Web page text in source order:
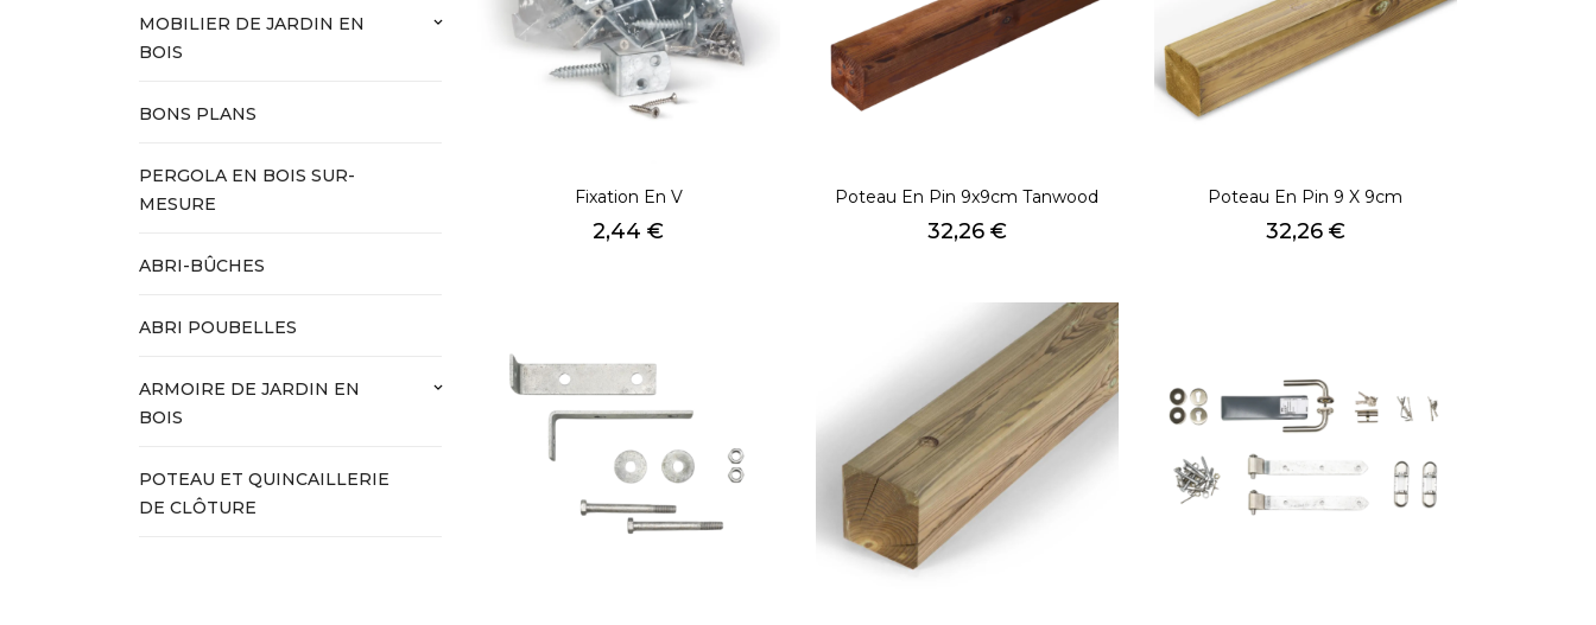
MOBILIER DE JARDIN EN
BOIS
keyboard_arrow_down
BONS PLANS
PERGOLA EN BOIS SUR-
MESURE
ABRI-BÛCHES
ABRI POUBELLES
ARMOIRE DE JARDIN EN
BOIS
keyboard_arrow_down
POTEAU ET QUINCAILLERIE
DE CLÔTURE
Fixation En V
Prix
2,44 €
Poteau En Pin 9x9cm Tanwood
Prix
32,26 €
Poteau En Pin 9 X 9cm
Prix
32,26 €